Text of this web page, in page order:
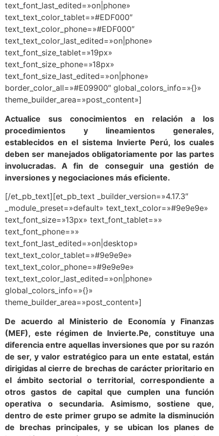
text_font_last_edited=»on|phone»
text_text_color_tablet=»#EDF000″
text_text_color_phone=»#EDF000″
text_text_color_last_edited=»on|phone»
text_font_size_tablet=»19px»
text_font_size_phone=»18px»
text_font_size_last_edited=»on|phone»
border_color_all=»#E09900″ global_colors_info=»{}»
theme_builder_area=»post_content»]
Actualice sus conocimientos en relación a los
procedimientos y lineamientos generales,
establecidos en el sistema Invierte Perú, los cuales
deben ser manejados obligatoriamente por las partes
involucradas. A fin de conseguir una gestión de
inversiones y negociaciones más eficiente.
[/et_pb_text][et_pb_text _builder_version=»4.17.3″
_module_preset=»default» text_text_color=»#9e9e9e»
text_font_size=»13px» text_font_tablet=»»
text_font_phone=»»
text_font_last_edited=»on|desktop»
text_text_color_tablet=»#9e9e9e»
text_text_color_phone=»#9e9e9e»
text_text_color_last_edited=»on|phone»
global_colors_info=»{}»
theme_builder_area=»post_content»]
De acuerdo al Ministerio de Economía y Finanzas
(MEF), este régimen de Invierte.Pe, constituye una
diferencia entre aquellas inversiones que por su razón
de ser, y valor estratégico para un ente estatal, están
dirigidas al cierre de brechas de carácter prioritario en
el ámbito sectorial o territorial, correspondiente a
otros gastos de capital que cumplen una función
operativa o secundaria. Asimismo, sostiene que,
dentro de este primer grupo se admite la disminución
de brechas principales, y se ubican los planes de